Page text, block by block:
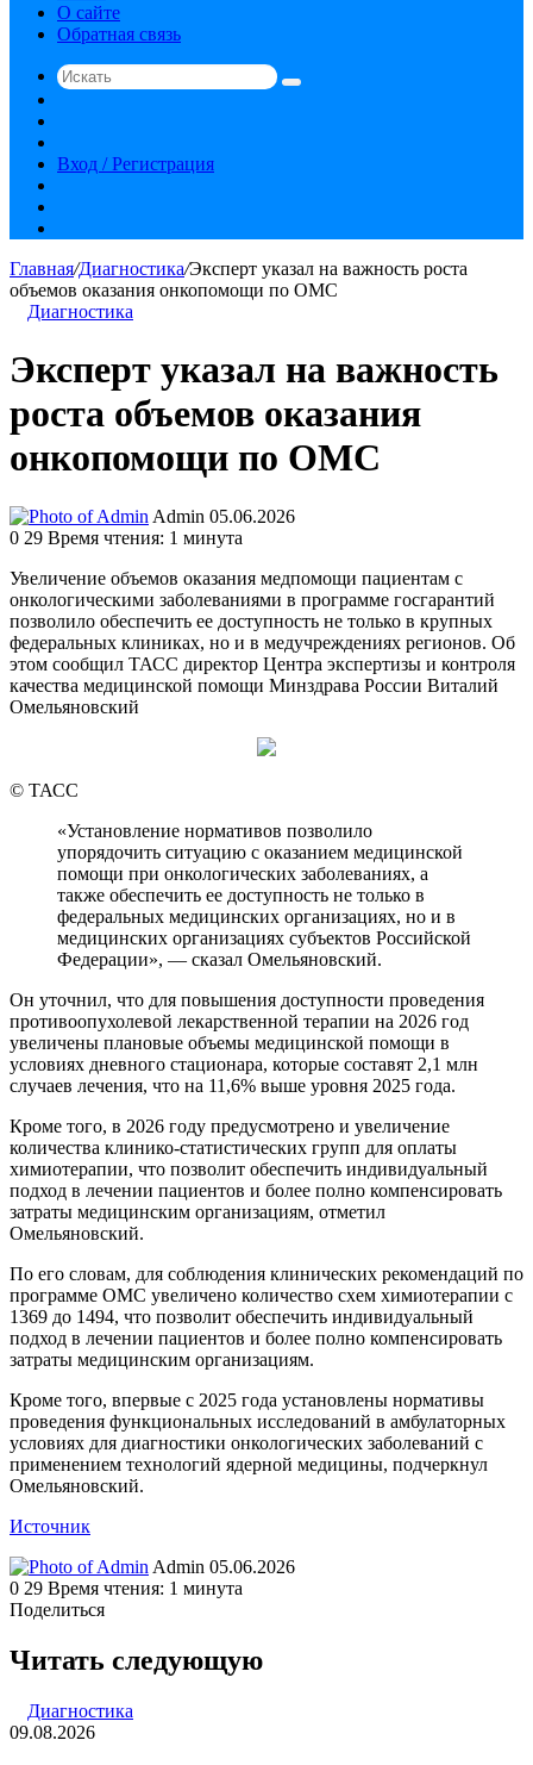
О сайте
Обратная связь
Искать
статья
Вход / Регистрация
Главная/Диагностика/Эксперт указал на важность роста
объемов оказания онкопомощи по ОМС
Диагностика
Эксперт указал на важность
роста объемов оказания
онкопомощи по ОМС
Admin Send
an
05.06.2026
0 29 Время чтения: 1 минута
Увеличение объемов оказания медпомощи пациентам с
онкологическими заболеваниями в программе госгарантий
позволило обеспечить ее доступность не только в крупных
федеральных клиниках, но и в медучреждениях регионов. Об
этом сообщил ТАСС директор Центра экспертизы и контроля
качества медицинской помощи Минздрава России Виталий
Омельяновский
© ТАСС
«Установление нормативов позволило
упорядочить ситуацию с оказанием медицинской
помощи при онкологических заболеваниях, а
также обеспечить ее доступность не только в
федеральных медицинских организациях, но и в
медицинских организациях субъектов Российской
Федерации», — сказал Омельяновский.
Он уточнил, что для повышения доступности проведения
противоопухолевой лекарственной терапии на 2026 год
увеличены плановые объемы медицинской помощи в
условиях дневного стационара, которые составят 2,1 млн
случаев лечения, что на 11,6% выше уровня 2025 года.
Кроме того, в 2026 году предусмотрено и увеличение
количества клинико-статистических групп для оплаты
химиотерапии, что позволит обеспечить индивидуальный
подход в лечении пациентов и более полно компенсировать
затраты медицинским организациям, отметил
Омельяновский.
По его словам, для соблюдения клинических рекомендаций по
программе ОМС увеличено количество схем химиотерапии с
1369 до 1494, что позволит обеспечить индивидуальный
подход в лечении пациентов и более полно компенсировать
затраты медицинским организациям.
Кроме того, впервые с 2025 года установлены нормативы
проведения функциональных исследований в амбулаторных
условиях для диагностики онкологических заболеваний с
применением технологий ядерной медицины, подчеркнул
Омельяновский.
Источник
Admin Send
an
05.06.2026
0 29 Время чтения: 1 минута
Поделиться
через
электронную
Читать следующую
Диагностика
09.08.2026